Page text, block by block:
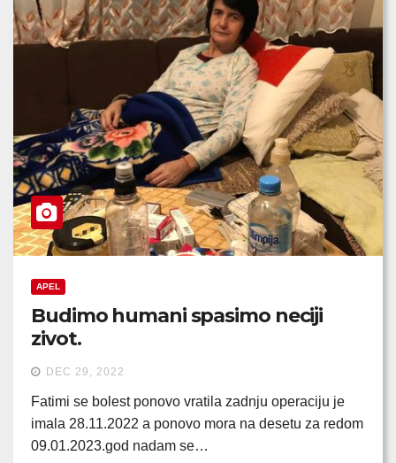
APEL
Budimo humani spasimo neciji
zivot.
DEC 29, 2022
Fatimi se bolest ponovo vratila zadnju operaciju je
imala 28.11.2022 a ponovo mora na desetu za redom
09.01.2023.god nadam se…